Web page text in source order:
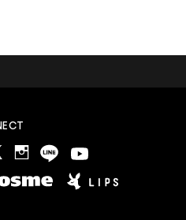
いてはこちらから